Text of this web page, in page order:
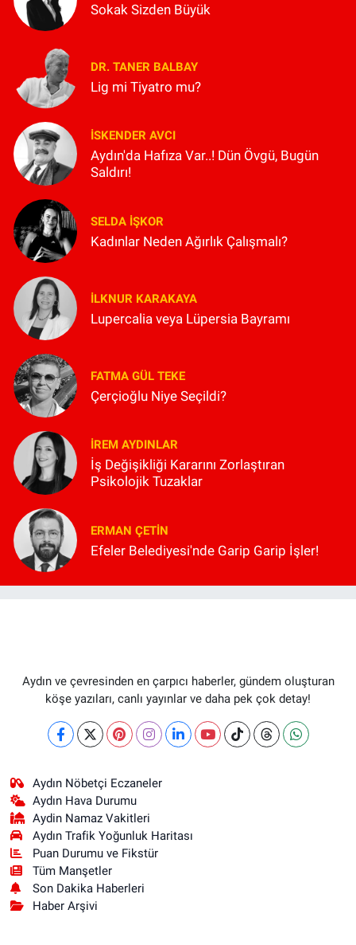
Sokak Sizden Büyük
DR. TANER BALBAY
Lig mi Tiyatro mu?
İSKENDER AVCI
Aydın'da Hafıza Var..! Dün Övgü, Bugün
Saldırı!
SELDA İŞKOR
Kadınlar Neden Ağırlık Çalışmalı?
İLKNUR KARAKAYA
Lupercalia veya Lüpersia Bayramı
FATMA GÜL TEKE
Çerçioğlu Niye Seçildi?
İREM AYDINLAR
İş Değişikliği Kararını Zorlaştıran
Psikolojik Tuzaklar
ERMAN ÇETIN
Efeler Belediyesi'nde Garip Garip İşler!
Aydın ve çevresinden en çarpıcı haberler, gündem oluşturan
köşe yazıları, canlı yayınlar ve daha pek çok detay!
Aydın Nöbetçi Eczaneler
Aydın Hava Durumu
Aydin Namaz Vakitleri
Aydın Trafik Yoğunluk Haritası
Puan Durumu ve Fikstür
Tüm Manşetler
Son Dakika Haberleri
Haber Arşivi